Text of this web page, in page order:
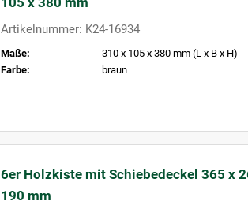
Artikelnummer: K24-16934
Maße:
310 x 105 x 380 mm (L x B x H)
Farbe:
braun
6er Holzkiste mit Schiebedeckel 365 x
190 mm